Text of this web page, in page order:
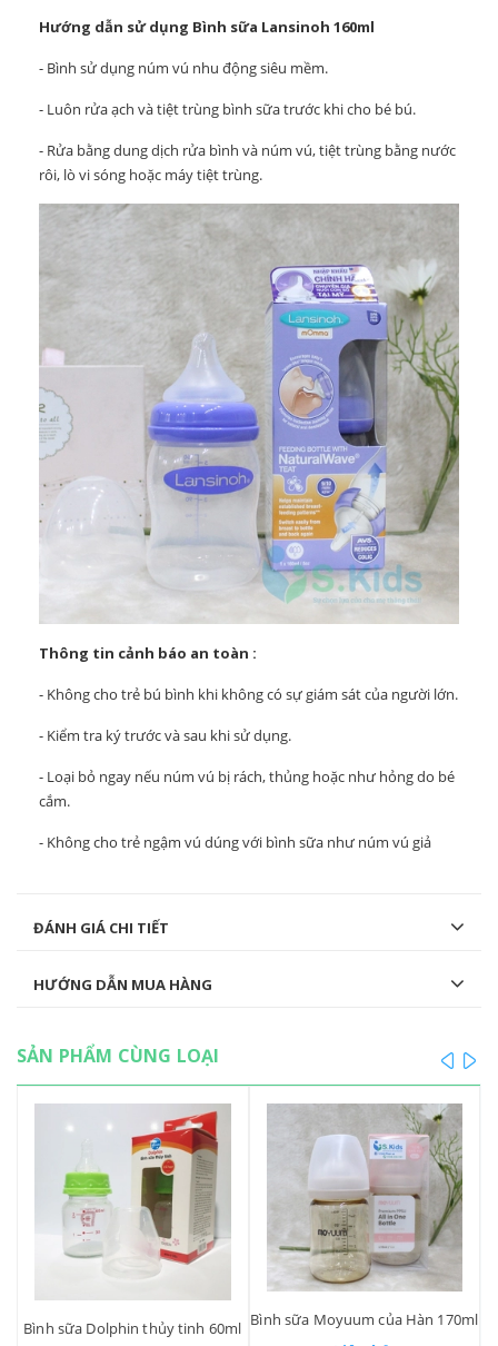
Hướng dẫn sử dụng Bình sữa Lansinoh 160ml
- Bình sử dụng núm vú nhu động siêu mềm.
- Luôn rửa ạch và tiệt trùng bình sữa trước khi cho bé bú.
- Rửa bằng dung dịch rửa bình và núm vú, tiệt trùng bằng nước
rôi, lò vi sóng hoặc máy tiệt trùng.
Thông tin cảnh báo an toàn :
- Không cho trẻ bú bình khi không có sự giám sát của người lớn.
- Kiểm tra ký trước và sau khi sử dụng.
- Loại bỏ ngay nếu núm vú bị rách, thủng hoặc như hỏng do bé
cắm.
- Không cho trẻ ngậm vú dúng với bình sữa như núm vú giả
ĐÁNH GIÁ CHI TIẾT
HƯỚNG DẪN MUA HÀNG
SẢN PHẨM CÙNG LOẠI
Bình sữa Dolphin thủy tinh 60ml Bình sữa Moyuum của Hàn 170ml
prev